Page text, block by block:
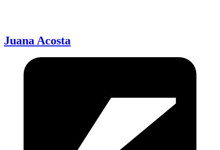
Juana Acosta